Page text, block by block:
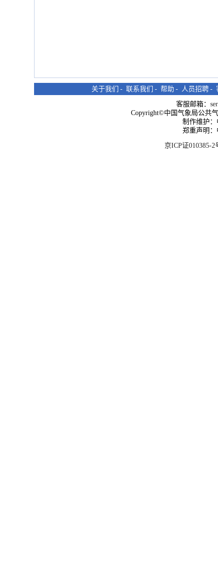
关于我们 - 联系我们 - 帮助 - 人员招聘 -
客服邮箱：
Copyright©中国气象局公共
制作维护
郑重声明
京ICP证010385-2